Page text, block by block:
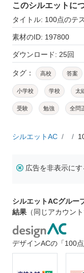
このシルエットに
タイトル: 100点のテ
素材のID: 197800
ダウンロード: 25回
タグ： 高校 答案
小学校 学校 太
受験 勉強 全問
シルエットAC
広告を非表示にす
シルエットACグルー
結果 （同じアカウン
デザインACの「100